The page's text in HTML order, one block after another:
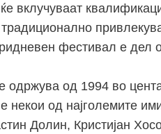
вклучуваат
фестивал е дел
одржува од 1994 во
некои од најголемите
Долин, Кристијан